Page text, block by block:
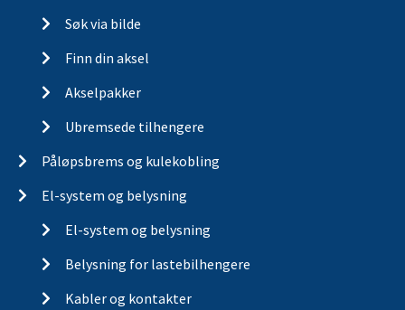
Søk via bilde
Finn din aksel
Akselpakker
Ubremsede tilhengere
Påløpsbrems og kulekobling
El-system og belysning
El-system og belysning
Belysning for lastebilhengere
Kabler og kontakter